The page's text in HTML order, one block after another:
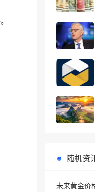
随机资
未来黄金价